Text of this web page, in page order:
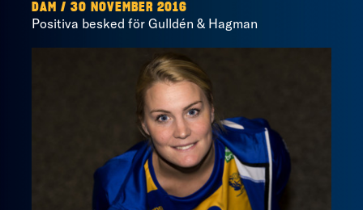
DAM / 30 NOVEMBER 2016
Positiva besked för Gulldén & Hagman